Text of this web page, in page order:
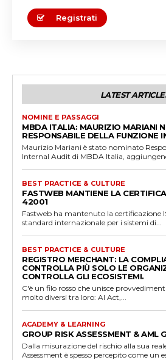
Registrati
LATEST
NOMINE E PASSAGGI
MBDA ITALIA: MAURIZIO MARIANI
RESPONSABILE DELLA FUNZIONE
Maurizio Mariani è stato nominato
Internal Audit di MBDA Italia,
BEST PRACTICE & CULTURE
FASTWEB MANTIENE LA
42001
Fastweb ha mantenuto la certificazione
standard internazionale per i sistemi di...
BEST PRACTICE & CULTURE
REGISTRO MERCHANT: LA
CONTROLLA PIÙ SOLO LE
CONTROLLA GLI ECOSISTEMI.
C'è un filo rosso che unisce
molto diversi tra loro: AI Act,...
ACADEMY & LEARNING
GROUP RISK ASSESSMENT & AML
Dalla misurazione del rischio alla sua reale
Assessment è spesso percepito come un